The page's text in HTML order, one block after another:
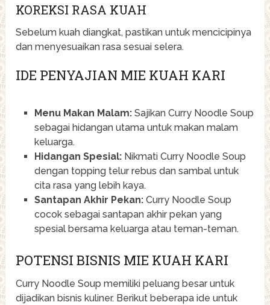
KOREKSI RASA KUAH
Sebelum kuah diangkat, pastikan untuk mencicipinya
dan menyesuaikan rasa sesuai selera.
IDE PENYAJIAN MIE KUAH KARI
Menu Makan Malam:Sajikan Curry Noodle Soup
sebagai hidangan utama untuk makan malam
keluarga.
Hidangan Spesial:Nikmati Curry Noodle Soup
dengan topping telur rebus dan sambal untuk
cita rasa yang lebih kaya.
Santapan Akhir Pekan:Curry Noodle Soup
cocok sebagai santapan akhir pekan yang
spesial bersama keluarga atau teman-teman.
POTENSI BISNIS MIE KUAH KARI
Curry Noodle Soup memiliki peluang besar untuk
dijadikan bisnis kuliner. Berikut beberapa ide untuk